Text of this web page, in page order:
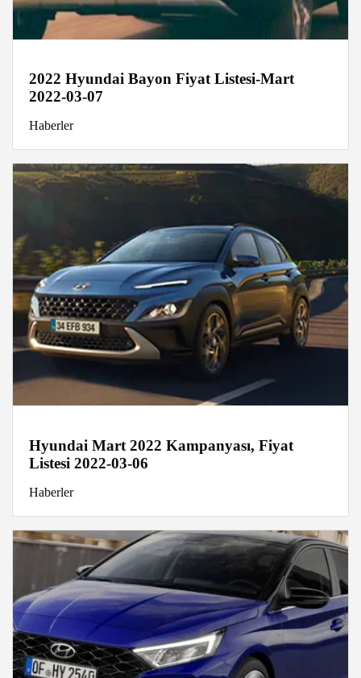
2022 Hyundai Bayon Fiyat Listesi-Mart
2022-03-07
Haberler
Hyundai Mart 2022 Kampanyası, Fiyat
Listesi 2022-03-06
Haberler